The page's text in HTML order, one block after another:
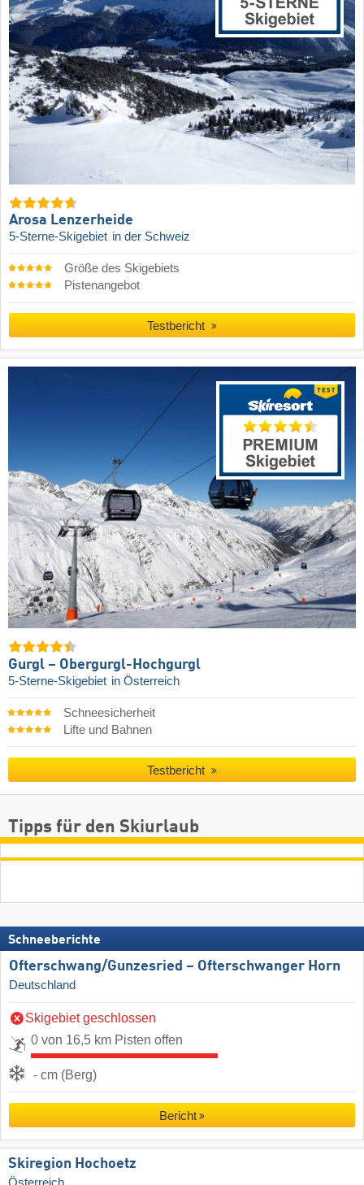
Arosa Lenzerheide
5-Sterne-Skigebiet in der Schweiz
Größe des Skigebiets
Pistenangebot
Testbericht
Gurgl – Obergurgl-Hochgurgl
5-Sterne-Skigebiet in Österreich
Schneesicherheit
Lifte und Bahnen
Testbericht
Tipps für den Skiurlaub
Schneeberichte
Ofterschwang/​Gunzesried – Ofterschwanger Horn
Deutschland
Skigebiet geschlossen
0 von 16,5 km Pisten offen
- cm (Berg)
Bericht
Skiregion Hochoetz
Österreich